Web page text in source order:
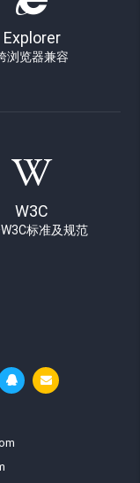
Explorer
浏览器兼容
W3C
标准及规范